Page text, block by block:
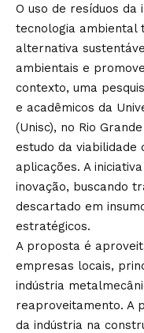
O uso de resíduos da
tecnologia ambiental
alternativa
ambientais e
contexto, uma
e acadêmicos da
(Unisc), no Rio
estudo da viabilidade
aplicações. A
inovação, buscando
descartado em
estratégicos.
A proposta é
empresas locais,
indústria
reaproveitamento. A
da indústria na